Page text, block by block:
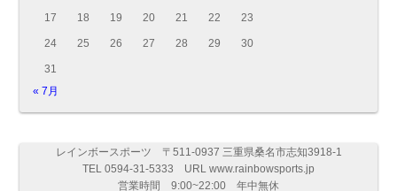
17 18 19 20 21 22 23
24 25 26 27 28 29 30
31
« 7月
レインボースポーツ 〒511-0937 三重県桑名市志知3918-1
TEL 0594-31-5333 URL www.rainbowsports.jp
営業時間 9:00~22:00 年中無休